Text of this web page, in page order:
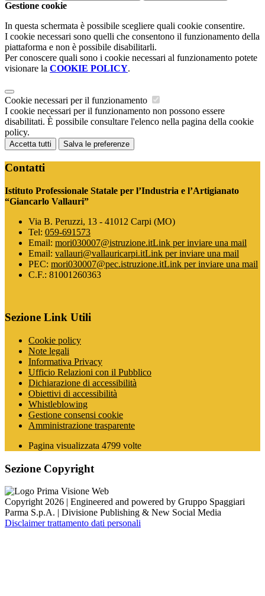
Gestione cookie
In questa schermata è possibile scegliere quali cookie consentire.
I cookie necessari sono quelli che consentono il funzionamento della
piattaforma e non è possibile disabilitarli.
Per conoscere quali sono i cookie necessari al funzionamento potete
visionare la COOKIE POLICY.
Cookie necessari per il funzionamento
I cookie necessari per il funzionamento non possono essere
disabilitati. È possibile consultare l'elenco nella pagina della cookie
policy.
Accetta tutti Salva le preferenze
Contatti
Istituto Professionale Statale per l’Industria e l’Artigianato
“Giancarlo Vallauri”
Via B. Peruzzi, 13 - 41012 Carpi (MO)
Tel: 059-691573
Email: mori030007@istruzione.itLink per inviare una mail
Email: vallauri@vallauricarpi.itLink per inviare una mail
PEC: mori030007@pec.istruzione.itLink per inviare una mail
C.F.: 81001260363
Sezione Link Utili
Cookie policy
Note legali
Informativa Privacy
Ufficio Relazioni con il Pubblico
Dichiarazione di accessibilità
Obiettivi di accessibilità
Whistleblowing
Gestione consensi cookie
Amministrazione trasparente
Pagina visualizzata 4799 volte
Sezione Copyright
Copyright 2026 | Engineered and powered by Gruppo Spaggiari
Parma S.p.A. | Divisione Publishing & New Social Media
Disclaimer trattamento dati personali